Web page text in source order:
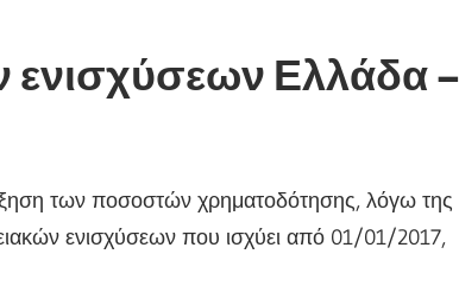
ενισχύσεων Ελλάδα –
των ποσοστών χρηματοδότησης, λόγω της
ενισχύσεων που ισχύει από 01/01/2017,